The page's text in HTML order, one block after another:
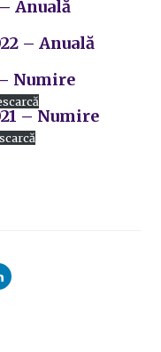
Anuală
– Anuală
Numire
– Numire